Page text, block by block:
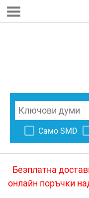
Само SMD
Безплатна
онлайн поръчки